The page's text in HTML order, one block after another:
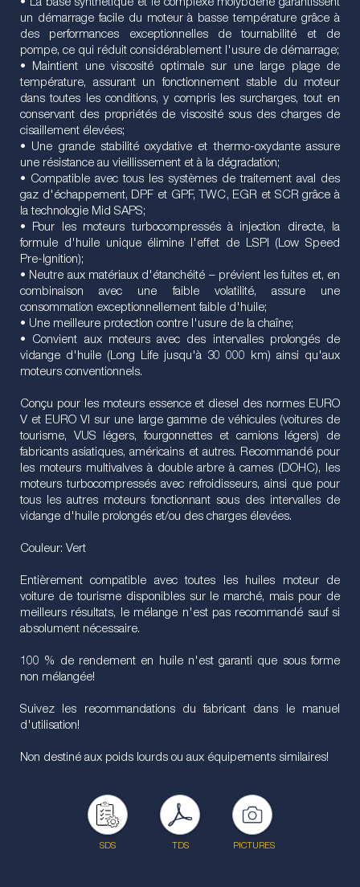
• La base synthétique et le complexe molybdène garantissent
un démarrage facile du moteur à basse température grâce à
des performances exceptionnelles de tournabilité et de
pompe, ce qui réduit considérablement l'usure de démarrage;
• Maintient une viscosité optimale sur une large plage de
température, assurant un fonctionnement stable du moteur
dans toutes les conditions, y compris les surcharges, tout en
conservant des propriétés de viscosité sous des charges de
cisaillement élevées;
• Une grande stabilité oxydative et thermo-oxydante assure
une résistance au vieillissement et à la dégradation;
• Compatible avec tous les systèmes de traitement aval des
gaz d'échappement, DPF et GPF, TWC, EGR et SCR grâce à
la technologie Mid SAPS;
• Pour les moteurs turbocompressés à injection directe, la
formule d'huile unique élimine l'effet de LSPI (Low Speed
Pre-Ignition);
• Neutre aux matériaux d'étanchéité – prévient les fuites et, en
combinaison avec une faible volatilité, assure une
consommation exceptionnellement faible d'huile;
• Une meilleure protection contre l'usure de la chaîne;
• Convient aux moteurs avec des intervalles prolongés de
vidange d'huile (Long Life jusqu'à 30 000 km) ainsi qu'aux
moteurs conventionnels.
Conçu pour les moteurs essence et diesel des normes EURO
V et EURO VI sur une large gamme de véhicules (voitures de
tourisme, VUS légers, fourgonnettes et camions légers) de
fabricants asiatiques, américains et autres. Recommandé pour
les moteurs multivalves à double arbre à cames (DOHC), les
moteurs turbocompressés avec refroidisseurs, ainsi que pour
tous les autres moteurs fonctionnant sous des intervalles de
vidange d'huile prolongés et/ou des charges élevées.
Couleur: Vert
Entièrement compatible avec toutes les huiles moteur de
voiture de tourisme disponibles sur le marché, mais pour de
meilleurs résultats, le mélange n'est pas recommandé sauf si
absolument nécessaire.
100 % de rendement en huile n'est garanti que sous forme
non mélangée!
Suivez les recommandations du fabricant dans le manuel
d'utilisation!
Non destiné aux poids lourds ou aux équipements similaires!
SDS TDS PICTURES